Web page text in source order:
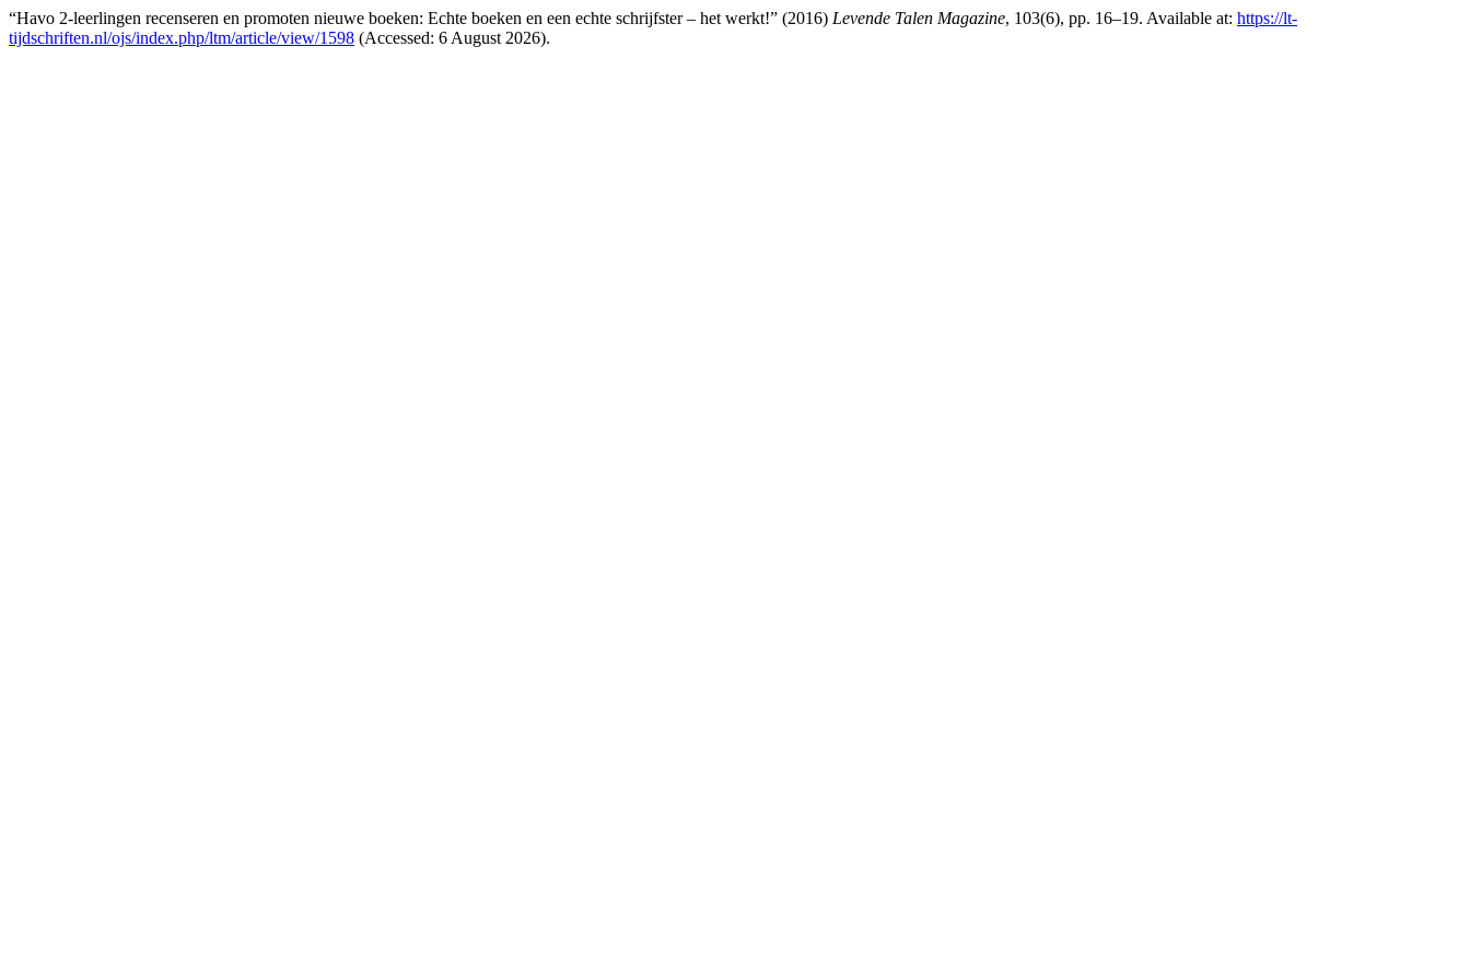
“Havo 2-leerlingen recenseren en promoten nieuwe boeken: Echte boeken en een echte schrijfster – het werkt!” (2016) Levende Talen Magazine, 103(6), pp. 16–19. Available at: https://lt-
tijdschriften.nl/ojs/index.php/ltm/article/view/1598 (Accessed: 6 August 2026).